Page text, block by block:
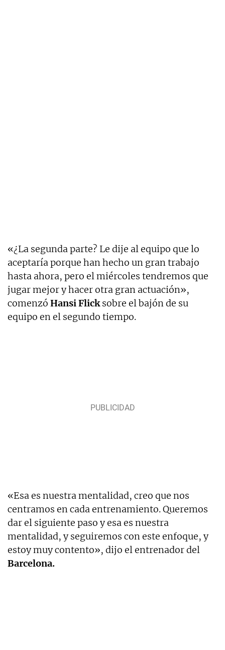
«¿La segunda parte? Le dije al equipo que lo
aceptaría porque han hecho un gran trabajo
hasta ahora, pero el miércoles tendremos que
jugar mejor y hacer otra gran actuación»,
comenzó Hansi Flicksobre el bajón de su
equipo en el segundo tiempo.
«Esa es nuestra mentalidad, creo que nos
centramos en cada entrenamiento. Queremos
dar el siguiente paso y esa es nuestra
mentalidad, y seguiremos con este enfoque, y
estoy muy contento», dijo el entrenador del
Barcelona.